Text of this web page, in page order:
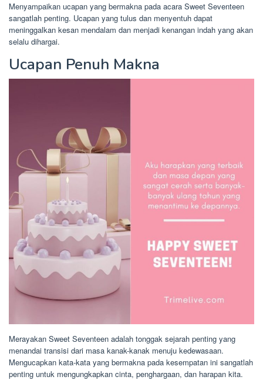
Menyampaikan ucapan yang bermakna pada acara Sweet Seventeen
sangatlah penting. Ucapan yang tulus dan menyentuh dapat
meninggalkan kesan mendalam dan menjadi kenangan indah yang akan
selalu dihargai.
Ucapan Penuh Makna
Merayakan Sweet Seventeen adalah tonggak sejarah penting yang
menandai transisi dari masa kanak-kanak menuju kedewasaan.
Mengucapkan kata-kata yang bermakna pada kesempatan ini sangatlah
penting untuk mengungkapkan cinta, penghargaan, dan harapan kita.